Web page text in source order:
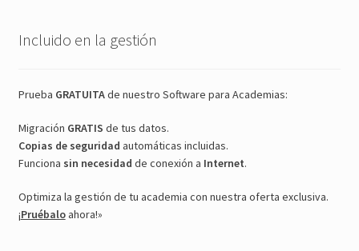
Incluido en la gestión
Prueba GRATUITAde nuestro Software para Academias:
Migración GRATIS de tus datos.
Copias de seguridad automáticas incluidas.
Funciona sin necesidad de conexión a Internet.
Optimiza la gestión de tu academia con nuestra oferta exclusiva.
¡Pruébaloahora!»